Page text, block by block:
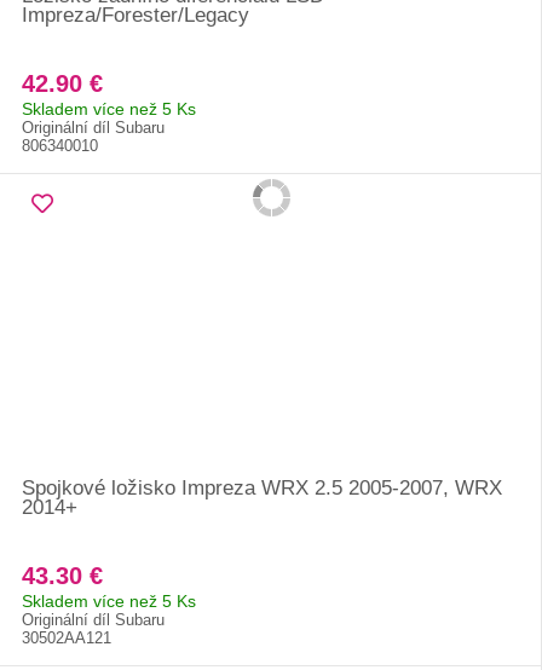
Impreza/Forester/Legacy
42.90 €
Skladem více než 5 Ks
Originální díl Subaru
806340010
Spojkové ložisko Impreza WRX 2.5 2005-2007, WRX
2014+
43.30 €
Skladem více než 5 Ks
Originální díl Subaru
30502AA121